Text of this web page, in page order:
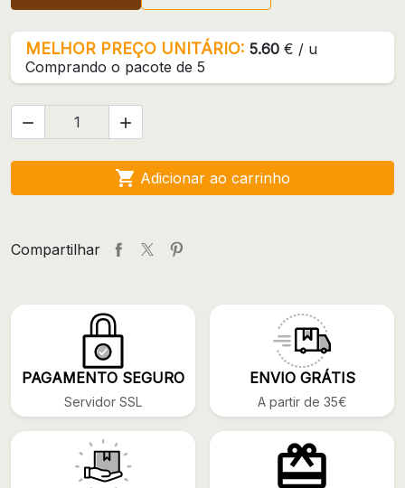
MELHOR PREÇO UNITÁRIO: 5.60 € / u
Comprando o pacote de 5
 
 Adicionar ao carrinho
Compartilhar
PAGAMENTO SEGURO
Servidor SSL
ENVIO GRÁTIS
A partir de 35€